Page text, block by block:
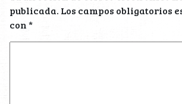
Tu dirección de correo electrónico
publicada.